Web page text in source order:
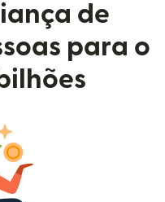
de
para o